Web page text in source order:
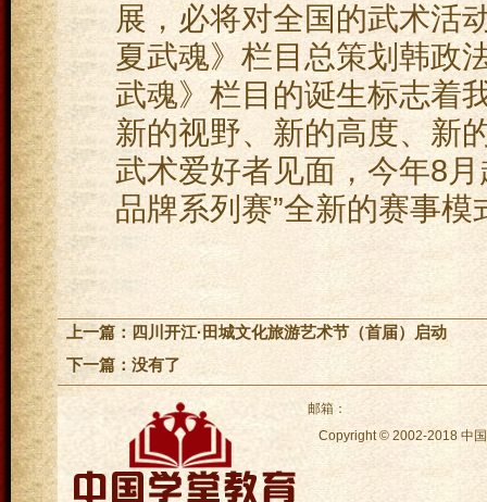
展，必将对全国的武术活
夏武魂》栏目总策划韩政
武魂》栏目的诞生标志着
新的视野、新的高度、新
武术爱好者见面，今年8月
品牌系列赛”全新的赛事
上一篇： 四川开江·田城文化旅游艺术节（首届）启动
下一篇：没有了
邮箱：
Copyright © 2002-2018 中